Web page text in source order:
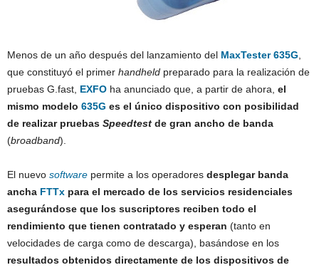
Menos de un año después del lanzamiento del MaxTester 635G
que constituyó el primer handheld preparado para la realización de
pruebas G.fast, EXFO ha anunciado que, a partir de ahora, el
mismo modelo 635G es el único dispositivo con posibilidad
de realizar pruebas Speedtest de gran ancho de banda
(broadband).
El nuevo software permite a los operadores desplegar banda
ancha FTTx para el mercado de los servicios residenciales
asegurándose que los suscriptores reciben todo el
rendimiento que tienen contratado y esperan (tanto en
velocidades de carga como de descarga), basándose en los
resultados obtenidos directamente de los dispositivos de